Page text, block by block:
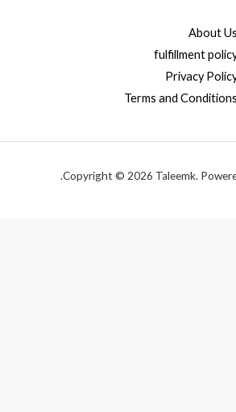
About Us
fulfillment
Privacy
Terms and Conditions
Copyright © 2026 Taleemk.